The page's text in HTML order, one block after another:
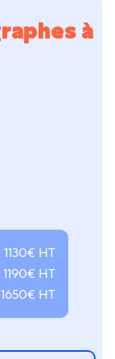
à
1130€ HT
1190€ HT
1650€ HT